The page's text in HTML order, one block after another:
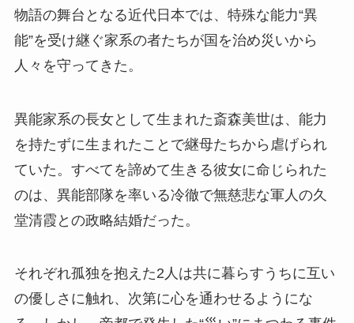
物語の舞台となる近代日本では、特殊な能力“異
能”を受け継ぐ家系の者たちが国を治め災いから
人々を守ってきた。
異能家系の長女として生まれた斎森美世は、能力
を持たずに生まれたことで継母たちから虐げられ
ていた。すべてを諦めて生きる彼女に命じられた
のは、異能部隊を率いる冷徹で無慈悲な軍人の久
堂清霞との政略結婚だった。
それぞれ孤独を抱えた2人は共に暮らすうちに互い
の優しさに触れ、次第に心を通わせるようにな